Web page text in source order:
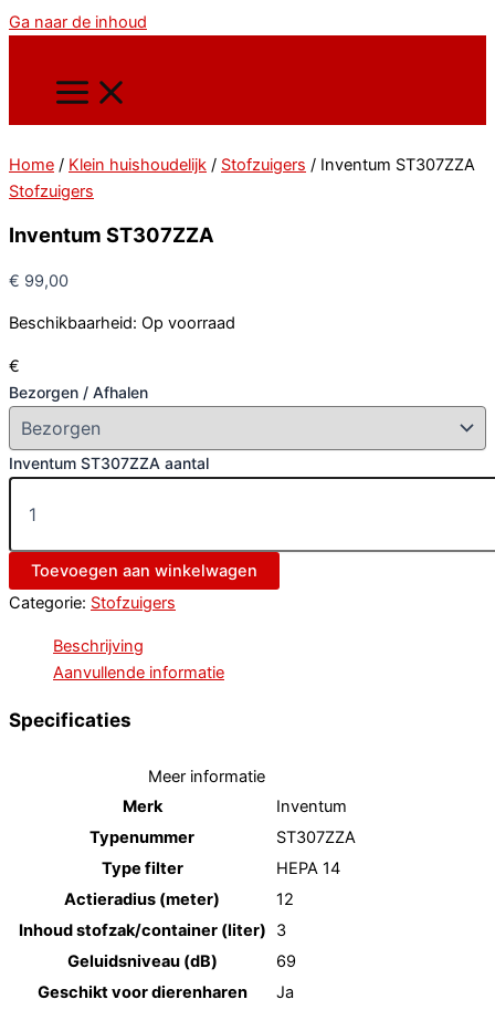
Ga naar de inhoud
Home / Klein huishoudelijk / Stofzuigers / Inventum ST307ZZA
Stofzuigers
Inventum ST307ZZA
€ 99,00
Beschikbaarheid: Op voorraad
€
Bezorgen / Afhalen
Inventum ST307ZZA aantal
Toevoegen aan winkelwagen
Categorie: Stofzuigers
Beschrijving
Aanvullende informatie
Specificaties
Meer informatie
Merk
Inventum
Typenummer
ST307ZZA
Type filter
HEPA 14
Actieradius (meter)
12
Inhoud stofzak/container (liter)
3
Geluidsniveau (dB)
69
Geschikt voor dierenharen
Ja